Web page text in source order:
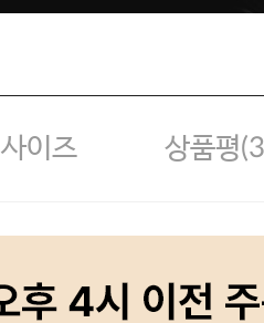
사이즈 상품평(3